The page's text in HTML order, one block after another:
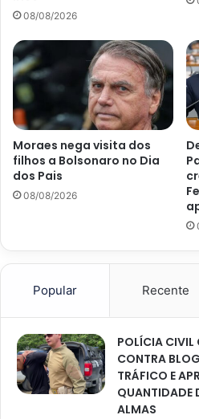
08/08/2026
Moraes nega visita dos
filhos a Bolsonaro no Dia
dos Pais
08/08/2026
Popular Recente
POLÍCIA CIVIL
CONTRA
TRÁFICO E
QUANTIDADE
ALMAS